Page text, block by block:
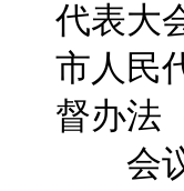
代表大
市人民
督办法
会议